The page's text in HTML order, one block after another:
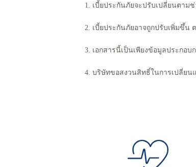
1. เบี้ยประกันภัยจะปรับเปลี่ยนตาม
2. เบี้ยประกันภัยอาจถูกปรับเพิ่มขึ้น
3. เอกสารนี้เป็นเพียงข้อมูลประก
4. บริษัทขอสงวนสิทธิ์ในการเปลี่ยน